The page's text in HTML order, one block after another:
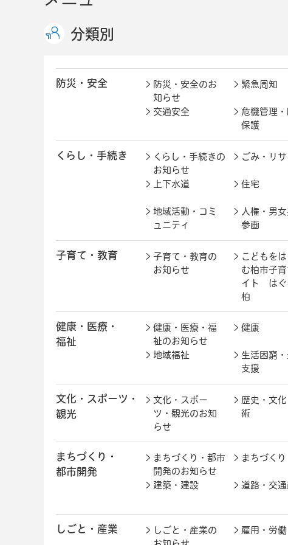
分類別
防災・安全
防災・安全のお
知らせ
緊急周知
交通安全
危機管理
保護
くらし・手続き
くらし・手続きの
お知らせ
ごみ・リ
上下水道 住宅
地域活動・コミ
ュニティ
人権・男
参画
子育て・教育
子育て・教育の
お知らせ
こどもをは
む柏市子
イト はぐ
柏
健康・医療・
福祉
健康・医療・福
祉のお知らせ
健康
地域福祉
生活困窮
支援
文化・スポーツ・
観光
文化・スポー
ツ・観光のお知
らせ
歴史・文
術
まちづくり・
都市開発
まちづくり・都市
開発のお知らせ
まちづくり
建築・建設 道路・交
しごと・産業
しごと・産業の
雇用・労働